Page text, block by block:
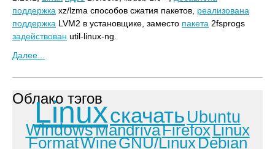
поддержка xz/lzma способов сжатия пакетов, реализована
поддержка LVM2 в установщике, заместо пакета 2fsprogs
задействован util-linux-ng.
Далее...
Облако тэгов
Linuxскачать Ubuntu
WindowsMandrivaFirefoxLinux
FormatWineGNU/LinuxDebian